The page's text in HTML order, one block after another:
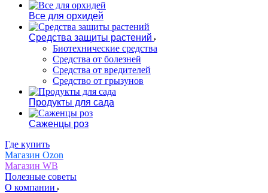
Все для орхидей
Средства защиты растений
Биотехнические средства
Средства от болезней
Средства от вредителей
Средство от грызунов
Продукты для сада
Саженцы роз
Где купить
Магазин Ozon
Магазин WB
Полезные советы
О компании